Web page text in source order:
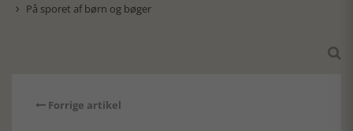
 På sporet af børn og bøger

Forrige artikel